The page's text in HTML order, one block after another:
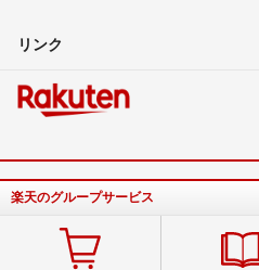
リンク
楽天のグループサービス